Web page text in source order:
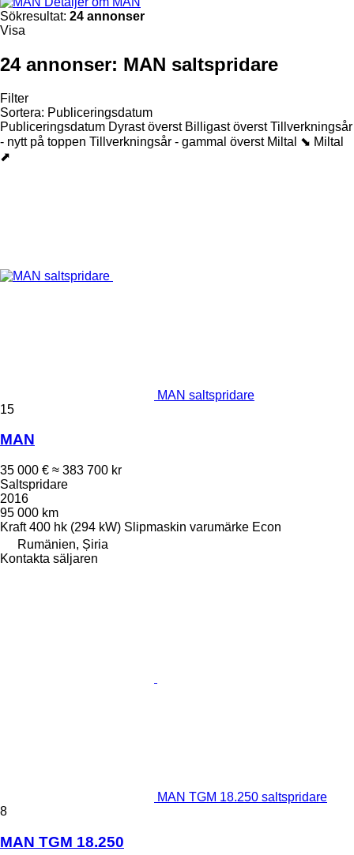
Sökresultat: 24 annonser
Visa
24 annonser: MAN saltspridare
Filter
Sortera: Publiceringsdatum
Publiceringsdatum Dyrast överst Billigast överst Tillverkningsår
- nytt på toppen Tillverkningsår - gammal överst Miltal ⬊ Miltal
⬈
MAN saltspridare
15
MAN
35 000 € ≈ 383 700 kr
Saltspridare
2016
95 000 km
Kraft 400 hk (294 kW) Slipmaskin varumärke Econ
Rumänien, Șiria
Kontakta säljaren
MAN TGM 18.250 saltspridare
8
MAN TGM 18.250